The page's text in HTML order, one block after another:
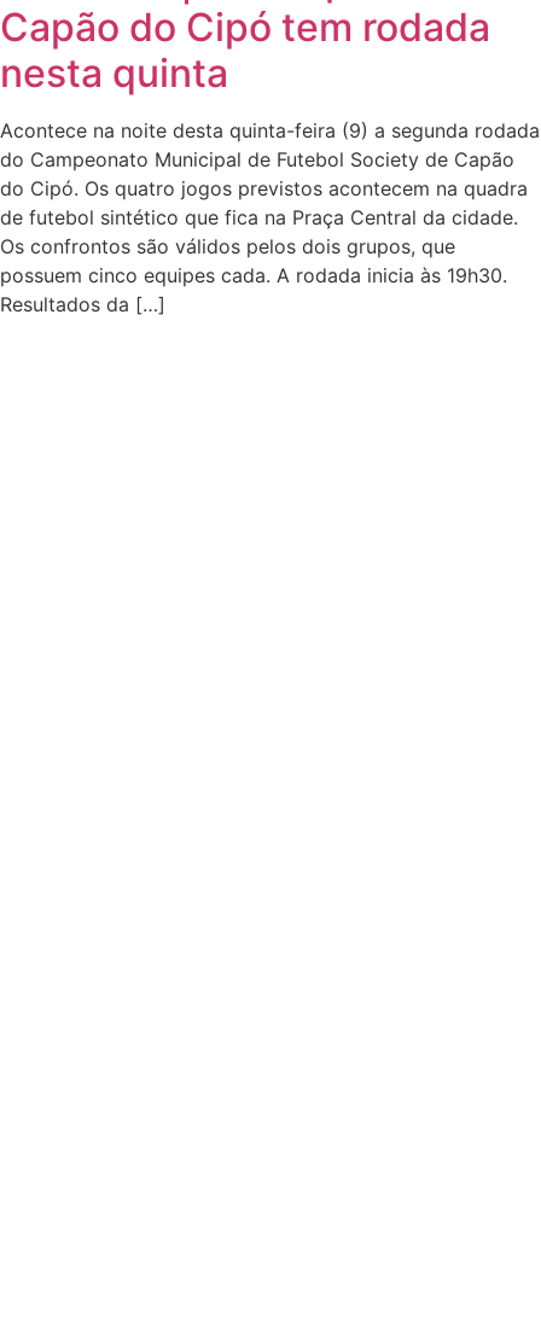
Capão do Cipó tem rodada
nesta quinta
Acontece na noite desta quinta-feira (9) a segunda rodada
do Campeonato Municipal de Futebol Society de Capão
do Cipó. Os quatro jogos previstos acontecem na quadra
de futebol sintético que fica na Praça Central da cidade.
Os confrontos são válidos pelos dois grupos, que
possuem cinco equipes cada. A rodada inicia às 19h30.
Resultados da […]